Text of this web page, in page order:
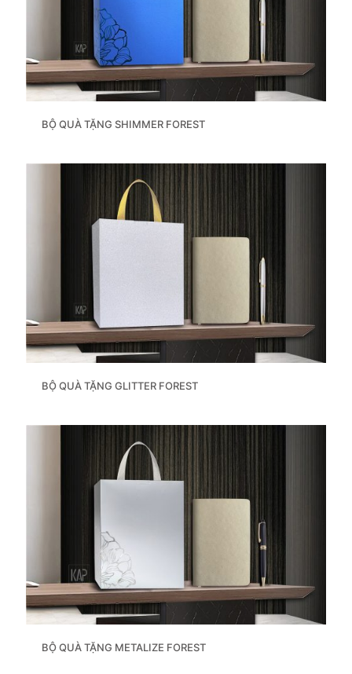
BỘ QUÀ TẶNG SHIMMER FOREST
BỘ QUÀ TẶNG GLITTER FOREST
BỘ QUÀ TẶNG METALIZE FOREST